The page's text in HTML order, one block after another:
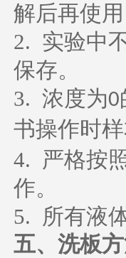
解后再使
2. 实验中
保存。
3. 浓度为0
书操作时
4. 严格按
作。
5. 所有液
五、 洗板